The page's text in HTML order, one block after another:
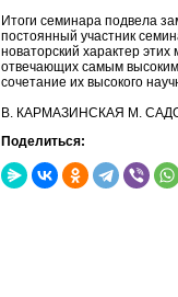
Итоги семинара подвела
постоянный участник
новаторский характер
отвечающих самым
сочетание их высокого
В. КАРМАЗИНСКАЯ М.
Поделиться: